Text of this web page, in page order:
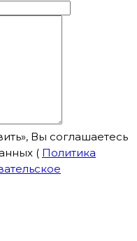
Вы соглашаетесь
( Политика